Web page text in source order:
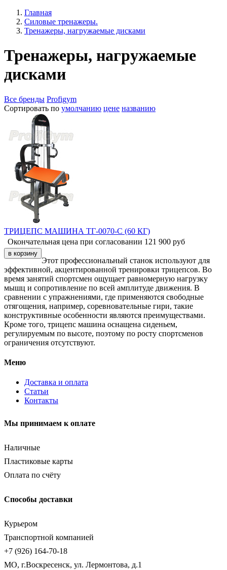
Главная
Силовые тренажеры.
Тренажеры, нагружаемые дисками
Тренажеры, нагружаемые
дисками
Все бренды Profigym
Сортировать по умолчанию цене названию
ТРИЦЕПС МАШИНА ТГ-0070-C (60 КГ)
Окончательная цена при согласовании 121 900 руб
Этот профессиональный станок используют для
эффективной, акцентированной тренировки трицепсов. Во
время занятий спортсмен ощущает равномерную нагрузку
мышц и сопротивление по всей амплитуде движения. В
сравнении с упражнениями, где применяются свободные
отягощения, например, соревновательные гири, такие
конструктивные особенности являются преимуществами.
Кроме того, трицепс машина оснащена сиденьем,
регулируемым по высоте, поэтому по росту спортсменов
ограничения отсутствуют.
Меню
Доставка и оплата
Статьи
Контакты
Мы принимаем к оплате
Наличные
Пластиковые карты
Оплата по счёту
Способы доставки
Курьером
Транспортной компанией
+7 (926) 164-70-18
МО, г.Воскресенск, ул. Лермонтова, д.1